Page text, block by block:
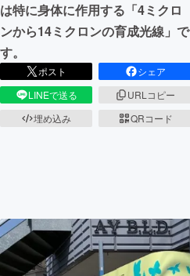
は特に身体に作用する「4ミクロ
ンから14ミクロンの育成光線」で
す。
ポスト
シェア
LINEで送る
URLコピー
埋め込み
QRコード